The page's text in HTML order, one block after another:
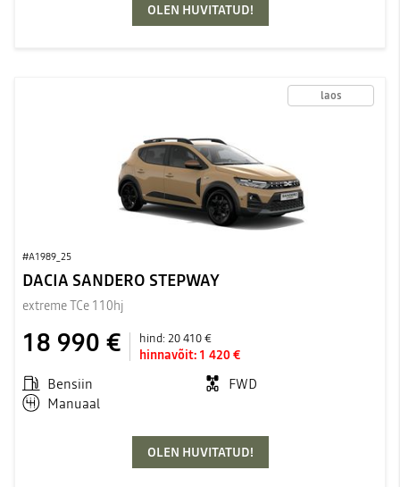
OLEN HUVITATUD!
laos
#A1989_25
DACIA SANDERO STEPWAY
extreme TCe 110hj
18 990 € hind:20 410 €
hinnavõit: 1 420 €
Bensiin
FWD
Manuaal
OLEN HUVITATUD!